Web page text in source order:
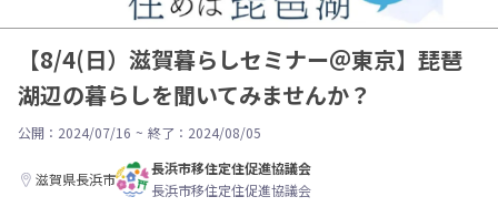
【8/4(日）滋賀暮らしセミナー＠東京】琵琶
湖辺の暮らしを聞いてみませんか？
公開：2024/07/16 ~ 終了：2024/08/05
滋賀県長浜市
長浜市移住定住促進協議会
長浜市移住定住促進協議会